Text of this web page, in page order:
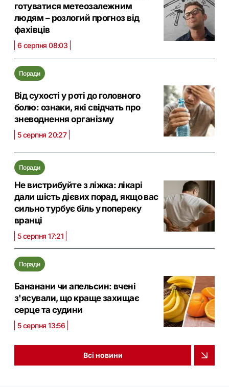
готуватися метеозалежним
людям – розлогий прогноз від
фахівців
6 серпня 08:03
Поради
Від сухості у роті до головного
болю: ознаки, які свідчать про
зневоднення організму
5 серпня 20:27
Поради
Не вистрибуйте з ліжка: лікарі
дали шість дієвих порад, якщо вас
сильно турбує біль у попереку
вранці
5 серпня 17:21
Поради
Бананани чи апельсин: вчені
з'ясували, що краще захищає
серце та судини
5 серпня 13:56
Всі новини